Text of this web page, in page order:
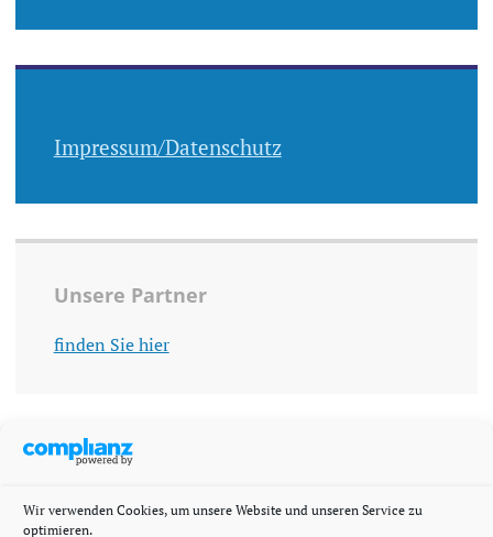
Wir verwenden Cookies, um unsere Website und unseren Service zu
optimieren.
Impressum/Datenschutz
Unsere Partner
finden Sie hier